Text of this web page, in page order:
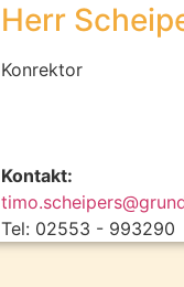
Herr
Konrektor
Kontakt:
Tel: 02553 - 993290